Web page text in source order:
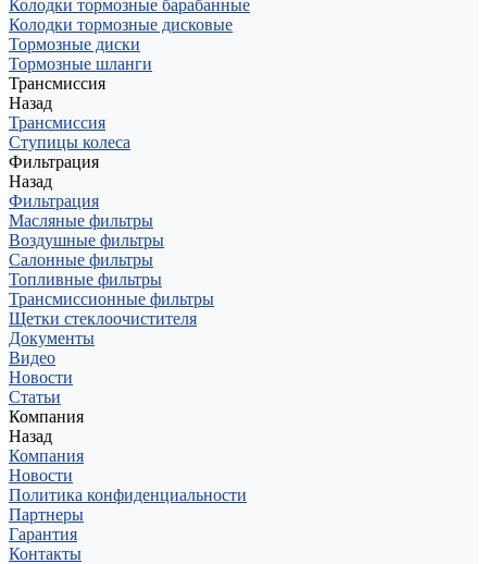
Колодки тормозные барабанные
Колодки тормозные дисковые
Тормозные диски
Тормозные шланги
Трансмиссия
Назад
Трансмиссия
Ступицы колеса
Фильтрация
Назад
Фильтрация
Масляные фильтры
Воздушные фильтры
Салонные фильтры
Топливные фильтры
Трансмиссионные фильтры
Щетки стеклоочистителя
Документы
Видео
Новости
Статьи
Компания
Назад
Компания
Новости
Политика конфиденциальности
Партнеры
Гарантия
Контакты